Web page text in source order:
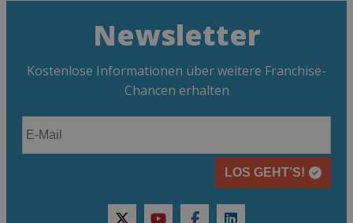
Newsletter
Kostenlose Informationen über weitere Franchise-
Chancen erhalten
LOS GEHT’S!